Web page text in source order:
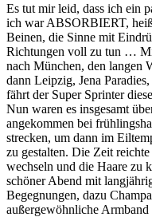
Es tut mir leid, dass ich ein
ich war ABSORBIERT,
Beinen, die Sinne mit
Richtungen voll zu tun …
nach München, den langen
dann Leipzig, Jena
fährt der Super Sprinter
Nun waren es insgesamt
angekommen bei
strecken, um dann im
zu gestalten. Die Zeit
wechseln und die Haare zu
schöner Abend mit
Begegnungen, dazu
außergewöhnliche